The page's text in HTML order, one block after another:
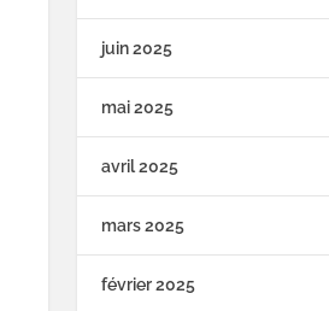
juin 2025
mai 2025
avril 2025
mars 2025
février 2025